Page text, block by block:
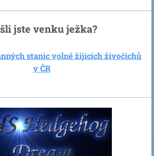
jste venku ježka?
stanic volně žijících živočichů
v ČR